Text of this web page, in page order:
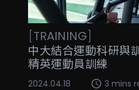
[TRAINING]
中大結合運動科研與
精英運動員訓練
2024.04.18 3 mins